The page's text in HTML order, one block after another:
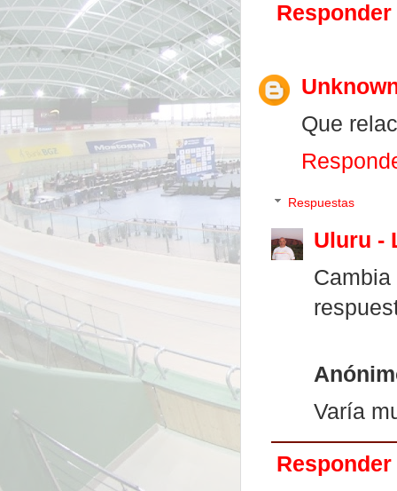
Responder
Que
Respuestas
Uluru -
Varía
Responder